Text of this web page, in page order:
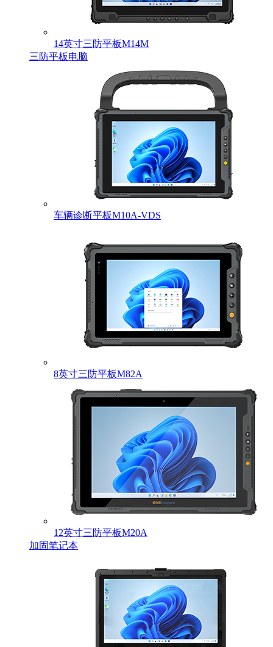
14英寸三防平板M14M
三防平板电脑
车辆诊断平板M10A-VDS
8英寸三防平板M82A
12英寸三防平板M20A
加固笔记本